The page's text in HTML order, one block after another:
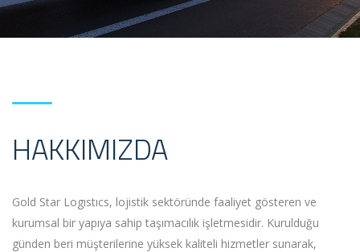
HAKKIMIZDA
Gold Star Logıstıcs, lojistik sektöründe faaliyet gösteren ve
kurumsal bir yapıya sahip taşımacılık işletmesidir. Kurulduğu
günden beri müşterilerine yüksek kaliteli hizmetler sunarak,